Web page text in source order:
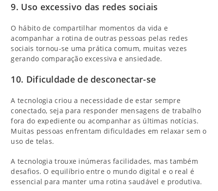
9. Uso excessivo das redes sociais
O hábito de compartilhar momentos da vida e
acompanhar a rotina de outras pessoas pelas redes
sociais tornou-se uma prática comum, muitas vezes
gerando comparação excessiva e ansiedade.
10. Dificuldade de desconectar-se
A tecnologia criou a necessidade de estar sempre
conectado, seja para responder mensagens de trabalho
fora do expediente ou acompanhar as últimas notícias.
Muitas pessoas enfrentam dificuldades em relaxar sem o
uso de telas.
A tecnologia trouxe inúmeras facilidades, mas também
desafios. O equilíbrio entre o mundo digital e o real é
essencial para manter uma rotina saudável e produtiva.